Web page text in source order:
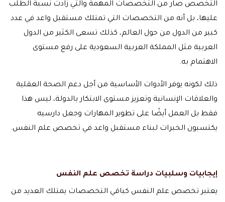
التخصص صار من التخصصات المهمة والتي زادت نسبة الطلب
عليها، بل أنه من التخصصات التي تمتلك مستقبل واعد في عدد
كبير من الدول من حول العالم، كذلك تسعى الكثير من الدول
العربية مثل المملكة العربية السعودية على رفع مستوى
الاهتمام به.
ذلك لكونه يوفر الأدوات الأساسية من أجل دعم الصحة العقلية
والعلاقات الإنسانية وتعزيز مستوى الابتكار بالدولة، ليس هذا
فقط بل العمل أيضًا على تطوير المهارات وجعل دارسيه
يكتسبون الخبرات لبناء مستقبل واعد في تخصص علم النفس.
إيجابيات وسلبيات دراسة تخصص علم النفس
يعتبر تخصص علم النفس كباقي التخصصات يمتلك العديد من